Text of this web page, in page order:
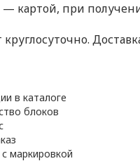
— картой, при
круглосуточно.
в каталоге
блоков
маркировкой